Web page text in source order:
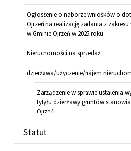
Ogłoszenie o naborze wniosków o
Ojrzeń na realizację zadania z
w Gminie Ojrzeń w 2025 roku
Nieruchomości na sprzedaż
dzierżawa/użyczenie/najem
Zarządzenie w sprawie ustalenia
tytyłu dzierżawy gruntów
Ojrzeń.
Statut